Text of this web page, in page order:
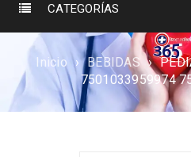
CATEGORÍAS
Inicio › BEBIDAS ›
7501033959974